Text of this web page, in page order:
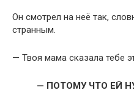
Он смотрел на неё так,
странным.
— Твоя мама сказала тебе
— ПОТОМУ ЧТО ЕЙ